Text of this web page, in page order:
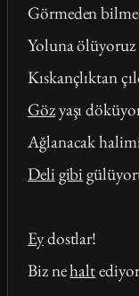
Görmeden
Yoluna ölüyoruz
Kıskançlıktan
Gözyaşı
Ağlanacak
Deli gibi
Eydostlar!
Biz nehalt